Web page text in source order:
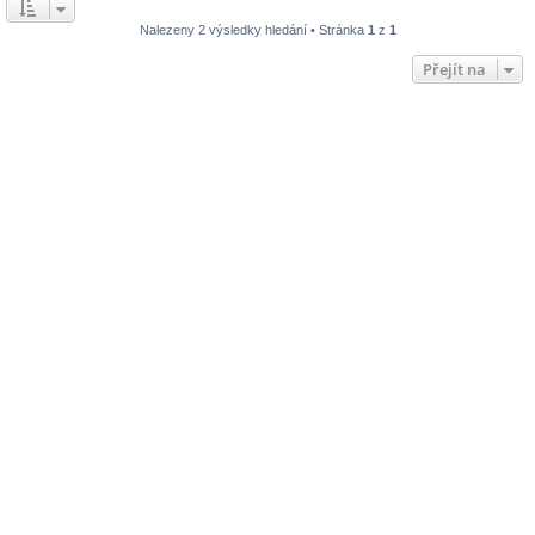
Nalezeny 2 výsledky hledání • Stránka 1 z 1
Přejít na